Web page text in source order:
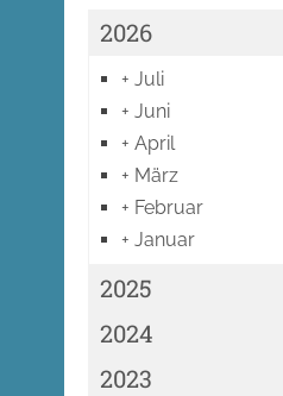
2026
+ Juli
+ Juni
+ April
+ März
+ Februar
+ Januar
2025
2024
2023